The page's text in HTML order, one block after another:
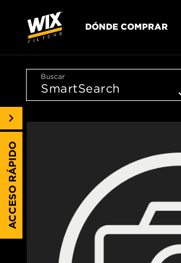
DÓNDE COMPRAR
Buscar
ACCESO RÁPIDO